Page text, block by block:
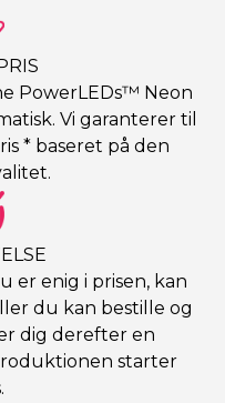
PowerLEDs™ Neon
Vi garanterer til
* baseret på den
er enig i prisen, kan
du kan bestille og
dig derefter en
starter